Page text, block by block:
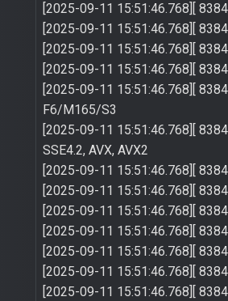
[2025-09-11 15:51:46.768][
[2025-09-11 15:51:46.768][
[2025-09-11 15:51:46.768][
[2025-09-11 15:51:46.768][
[2025-09-11 15:51:46.768][
F6/M165/S3
[2025-09-11 15:51:46.768][
SSE4.2, AVX, AVX2
[2025-09-11 15:51:46.768][
[2025-09-11 15:51:46.768][
[2025-09-11 15:51:46.768][
[2025-09-11 15:51:46.768][
[2025-09-11 15:51:46.768][
[2025-09-11 15:51:46.768][
[2025-09-11 15:51:46.768][